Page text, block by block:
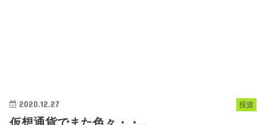
投資
2020.12.27